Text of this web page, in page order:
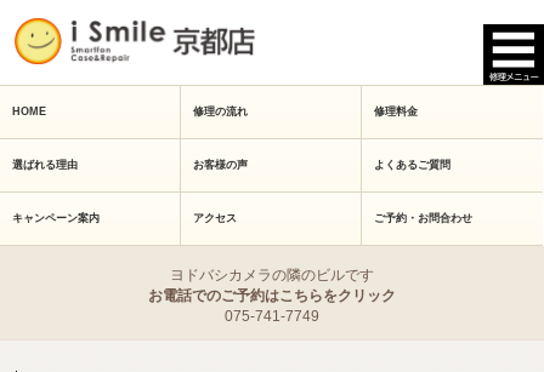
HOME 修理の流れ 修理料金
選ばれる理由 お客様の声 よくあるご質問
キャンペーン案内 アクセス ご予約・お問合わせ
ヨドバシカメラの隣のビルです
お電話でのご予約はこちらをクリック
075-741-7749